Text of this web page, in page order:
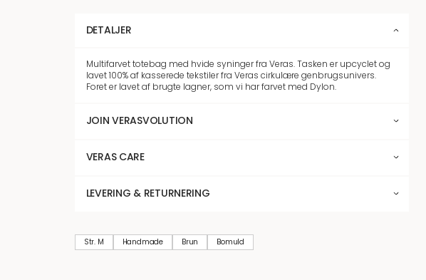
DETALJER
Multifarvet totebag med hvide syninger fra Veras. Tasken er upcyclet og
lavet 100% af kasserede tekstiler fra Veras cirkulære genbrugsunivers.
Foret er lavet af brugte lagner, som vi har farvet med Dylon.
JOIN VERASVOLUTION
VERAS CARE
LEVERING & RETURNERING
Str. M Handmade Brun Bomuld